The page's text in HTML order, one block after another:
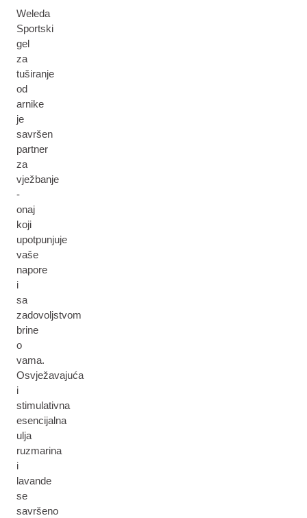
Weleda
Sportski
gel
za
tuširanje
od
arnike
je
savršen
partner
za
vježbanje
-
onaj
koji
upotpunjuje
vaše
napore
i
sa
zadovoljstvom
brine
o
vama.
Osvježavajuća
i
stimulativna
esencijalna
ulja
ruzmarina
i
lavande
se
savršeno